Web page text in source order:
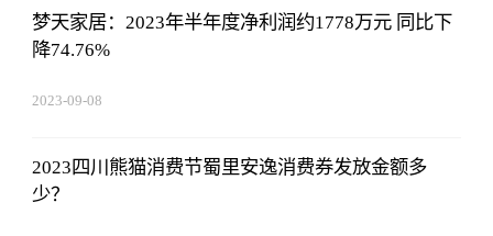
梦天家居：2023年半年度净利润约1778万元 同比下
降74.76%
2023-09-08
2023四川熊猫消费节蜀里安逸消费券发放金额多
少？